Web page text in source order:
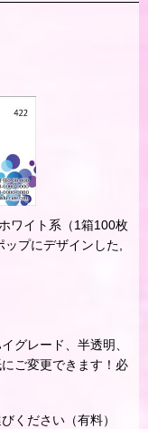
イト系（1箱100枚
ップにデザインした,
グレード、半透明、
ご変更できます！必
ください（有料）